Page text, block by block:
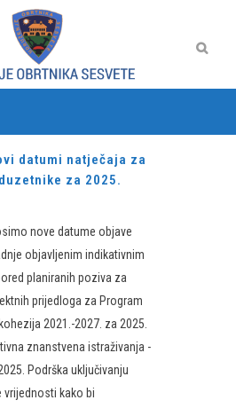
datumi natječaja za
za 2025.
nove datume objave
objavljenim indikativnim
planiranih poziva za
prijedloga za Program
2021.-2027. za 2025.
znanstvena istraživanja -
Podrška uključivanju
vrijednosti kako bi